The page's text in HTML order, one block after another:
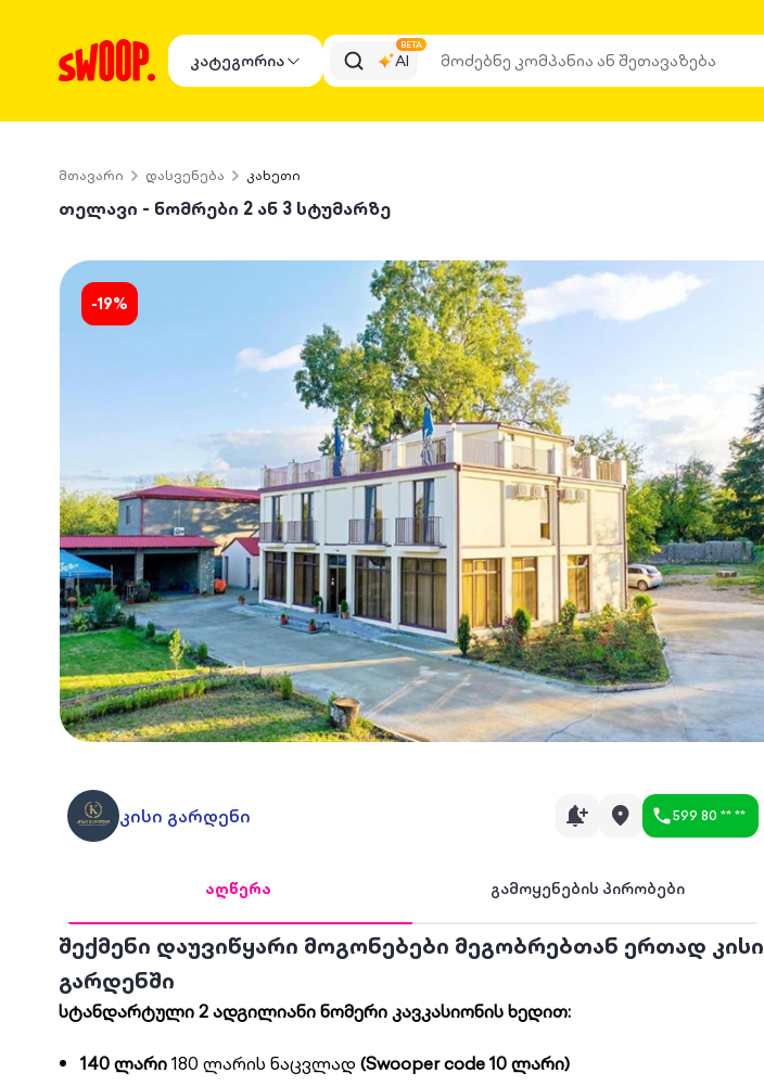
კატეგორია AI
BETA
მთავარი დასვენება კახეთი
თელავი - ნომრები 2 ან 3 სტუმარზე
-19%
კისი გარდენი 599 80 ** **
აღწერა გამოყენების პირობები
შექმენი დაუვიწყარი მოგონებები მეგობრებთან ერთად კისი
გარდენში
სტანდარტული 2 ადგილიანი ნომერი კავკასიონის ხედით:
140 ლარი180 ლარის ნაცვლად (Swooper code 10 ლარი)